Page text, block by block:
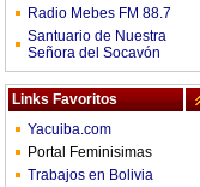
Radio Mebes FM 88.7
Santuario de Nuestra
Señora del Socavón
Links Favoritos
Yacuiba.com
Portal Feminisimas
Trabajos en Bolivia